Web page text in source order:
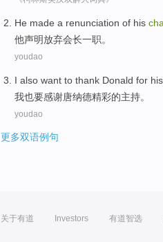
He made a renunciation of his
他声明放弃会长一职。
youdao
I also want to thank Donald for his
我也要感谢唐纳德精彩的主持。
youdao
更多双语例句
关于有道 Investors 有道智选